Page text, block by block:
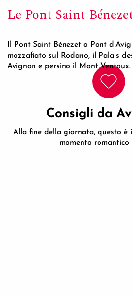
Le Pont Saint
Il Pont Saint Bénezet o Pont
mozzafiato sul Rodano, il Palais
Avignon e persino il Mont Ventoux.
Consigli da
Alla fine della giornata, questo è
momento romantico